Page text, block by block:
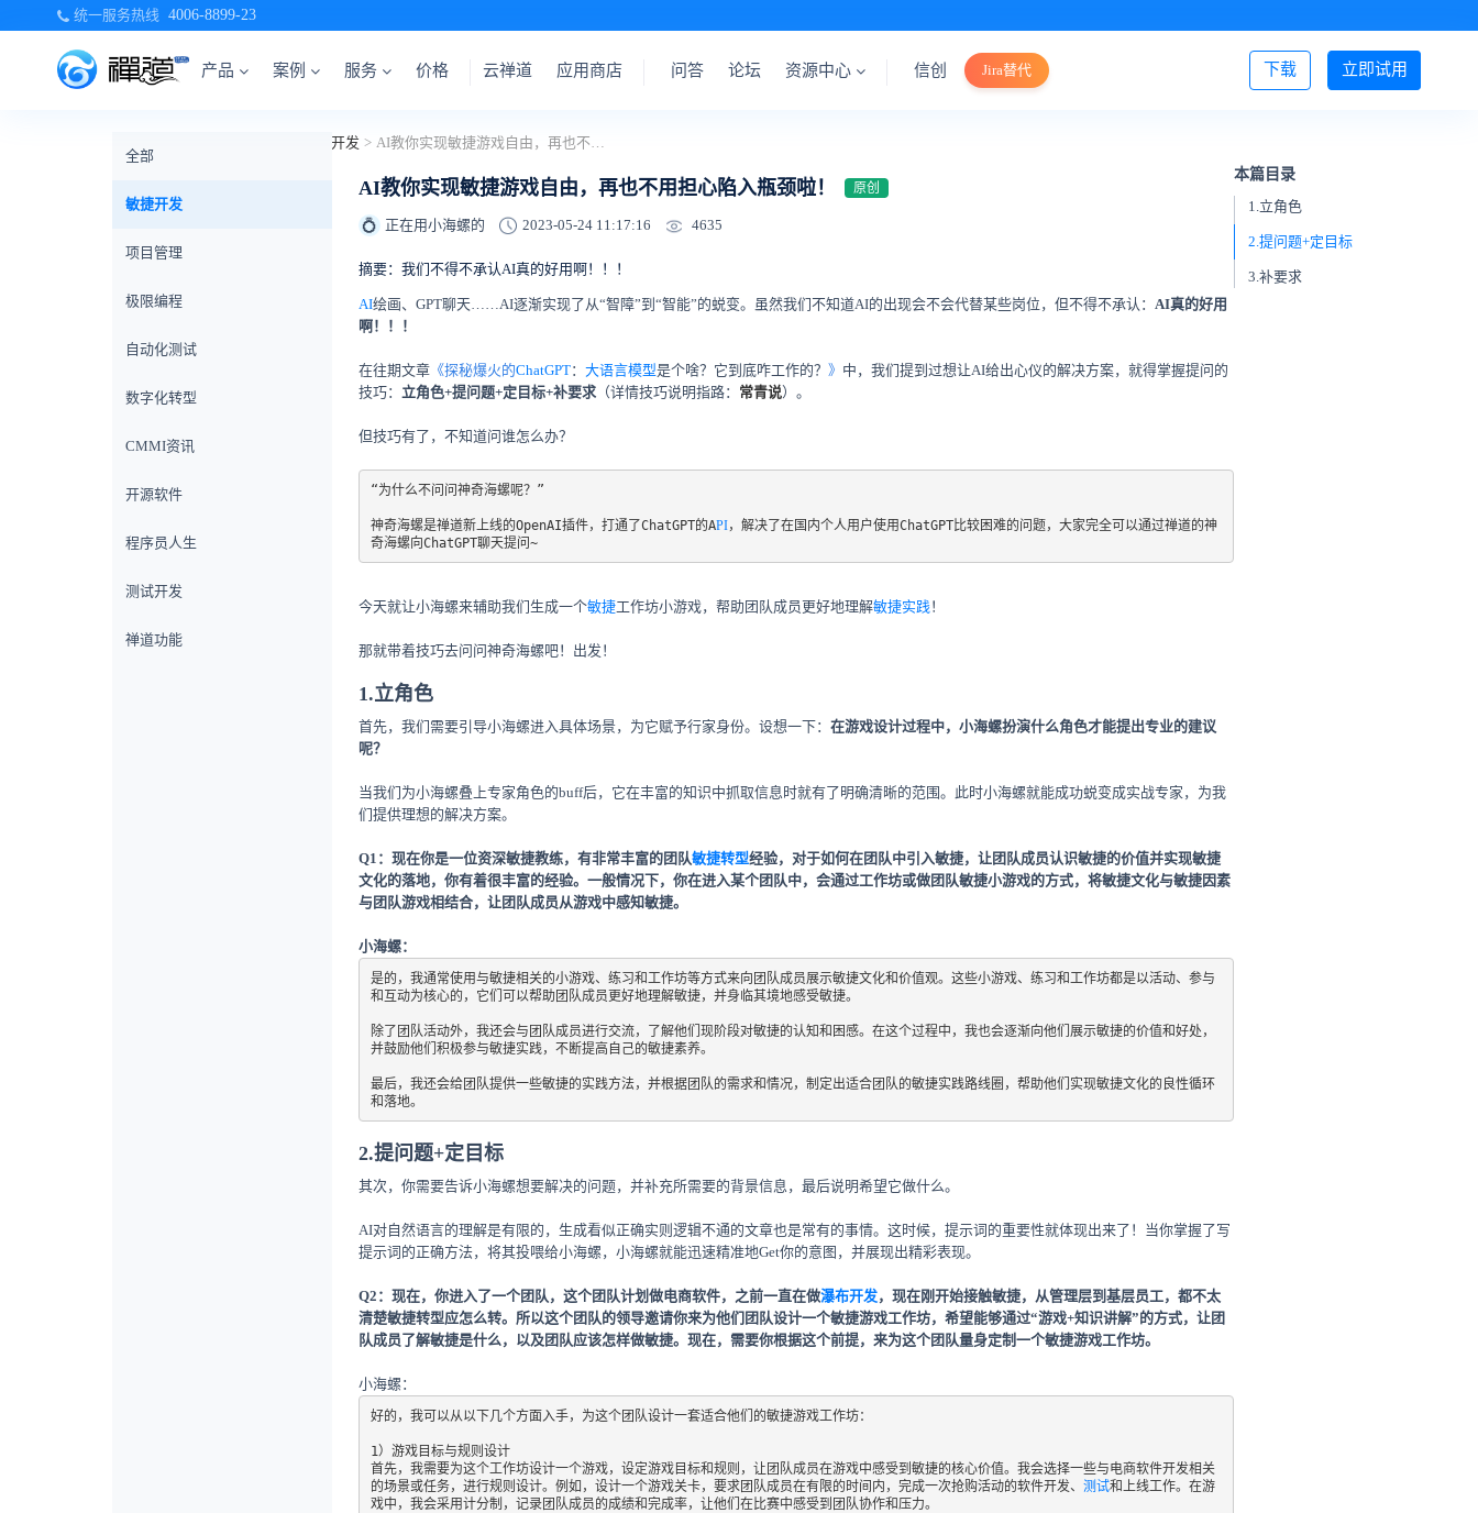
统一服务热线 4006-8899-23
产品 案例 服务 价格 立即试用
下载
云禅道 应用商店 问答 论坛 资源中心 信创 Jira替代 登录/注册
敏捷开发 >
AI教你实现敏捷游戏自由，再也不用担心陷入瓶颈啦！
全部
敏捷开发
项目管理
极限编程
自动化测试
数字化转型
CMMI资讯
开源软件
程序员人生
测试开发
禅道功能
AI教你实现敏捷游戏自由，再也不用担心陷入瓶颈啦！ 原创
💍 正在用小海螺的 2023-05-24 11:17:16 4635
摘要：我们不得不承认AI真的好用啊！！！
本篇目录
1.立角色
2.提问题+定目标
3.补要求
AI绘画、GPT聊天……AI逐渐实现了从“智障”到“智能”的蜕变。虽然我们不知道AI的出现会不会代替某些岗位，但不得不承认： AI真的好用
啊！！！
在往期文章 《探秘爆火的ChatGPT： 大语言模型是个啥？它到底咋工作的？ 》 中，我们提到过想让AI给出心仪的解决方案，就得掌握提问的
技巧： 立角色+提问题+定目标+补要求 （详情技巧说明指路： 常青说） 。
但技巧有了，不知道问谁怎么办？
“为什么不问问神奇海螺呢？”
神奇海螺是禅道新上线的OpenAI插件，打通了ChatGPT的API，解决了在国内个人用户使用ChatGPT比较困难的问题，大家完全可以通过禅道的神
奇海螺向ChatGPT聊天提问~
今天就让小海螺来辅助我们生成一个敏捷工作坊小游戏，帮助团队成员更好地理解敏捷实践！
那就带着技巧去问问神奇海螺吧！出发！
1.立角色
首先，我们需要引导小海螺进入具体场景，为它赋予行家身份。设想一下： 在游戏设计过程中，小海螺扮演什么角色才能提出专业的建议
呢？
当我们为小海螺叠上专家角色的buff后，它在丰富的知识中抓取信息时就有了明确清晰的范围。此时小海螺就能成功蜕变成实战专家，为我
们提供理想的解决方案。
Q1： 现在你是一位资深敏捷教练，有非常丰富的团队敏捷转型经验，对于如何在团队中引入敏捷，让团队成员认识敏捷的价值并实现敏捷
文化的落地，你有着很丰富的经验。一般情况下，你在进入某个团队中，会通过工作坊或做团队敏捷小游戏的方式，将敏捷文化与敏捷因素
与团队游戏相结合，让团队成员从游戏中感知敏捷。
小海螺：
是的，我通常使用与敏捷相关的小游戏、练习和工作坊等方式来向团队成员展示敏捷文化和价值观。这些小游戏、练习和工作坊都是以活动、参与
和互动为核心的，它们可以帮助团队成员更好地理解敏捷，并身临其境地感受敏捷。
除了团队活动外，我还会与团队成员进行交流，了解他们现阶段对敏捷的认知和困感。在这个过程中，我也会逐渐向他们展示敏捷的价值和好处，
并鼓励他们积极参与敏捷实践，不断提高自己的敏捷素养。
最后，我还会给团队提供一些敏捷的实践方法，并根据团队的需求和情况，制定出适合团队的敏捷实践路线圈，帮助他们实现敏捷文化的良性循环
和落地。
2.提问题+定目标
其次，你需要告诉小海螺想要解决的问题，并补充所需要的背景信息，最后说明希望它做什么。
AI对自然语言的理解是有限的，生成看似正确实则逻辑不通的文章也是常有的事情。这时候，提示词的重要性就体现出来了！ 当你掌握了写
提示词的正确方法，将其投喂给小海螺，小海螺就能迅速精准地Get你的意图，并展现出精彩表现。
Q2：现在，你进入了一个团队，这个团队计划做电商软件，之前一直在做瀑布开发，现在刚开始接触敏捷，从管理层到基层员工，都不太
清楚敏捷转型应怎么转。所以这个团队的领导邀请你来为他们团队设计一个敏捷游戏工作坊，希望能够通过“游戏+知识讲解”的方式，让团
队成员了解敏捷是什么，以及团队应该怎样做敏捷。现在，需要你根据这个前提，来为这个团队量身定制一个敏捷游戏工作坊。
小海螺：
好的，我可以从以下几个方面入手，为这个团队设计一套适合他们的敏捷游戏工作坊：
1）游戏目标与规则设计
首先，我需要为这个工作坊设计一个游戏，设定游戏目标和规则，让团队成员在游戏中感受到敏捷的核心价值。我会选择一些与电商软件开发相关
的场景或任务，进行规则设计。例如，设计一个游戏关卡，要求团队成员在有限的时间内，完成一次抢购活动的软件开发、 测试和上线工作。在游
戏中，我会采用计分制，记录团队成员的成绩和完成率，让他们在比赛中感受到团队协作和压力。